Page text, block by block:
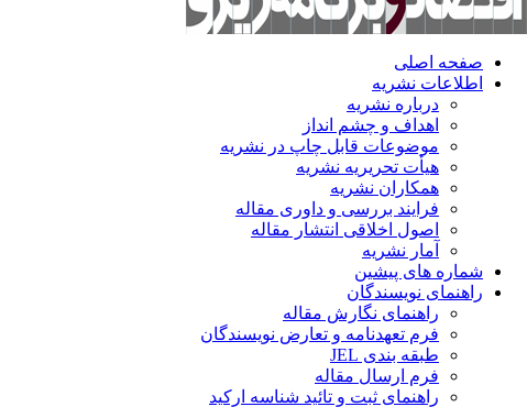
صفحه اصلی
اطلاعات نشریه
درباره نشریه
اهداف و چشم انداز
موضوعات قابل چاپ در نشریه
هیأت تحریریه نشریه
همکاران نشریه
فرایند بررسی و داوری مقاله
اصول اخلاقی انتشار مقاله
آمار نشریه
شماره های پیشین
راهنمای نویسندگان
راهنمای نگارش مقاله
فرم تعهدنامه و تعارض نویسندگان
طبقه بندی JEL
فرم ارسال مقاله
راهنمای ثبت و تائید شناسه ارکید